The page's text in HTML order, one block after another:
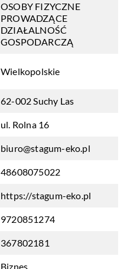
OSOBY FIZYCZNE
PROWADZĄCE
DZIAŁALNOŚĆ
GOSPODARCZĄ
Wielkopolskie
62-002 Suchy Las
ul. Rolna 16
biuro@stagum-eko.pl
48608075022
https://stagum-eko.pl
9720851274
367802181
Biznes